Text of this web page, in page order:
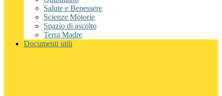
Salute e Benessere
Scienze Motorie
Spazio di ascolto
Terra Madre
Documenti utili